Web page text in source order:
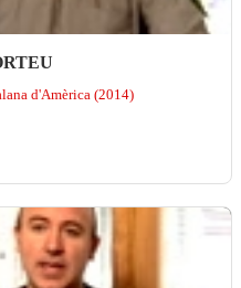
d'Amèrica (2014)